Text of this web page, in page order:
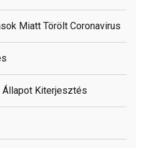
Miatt Törölt Coronavirus
Állapot Kiterjesztés